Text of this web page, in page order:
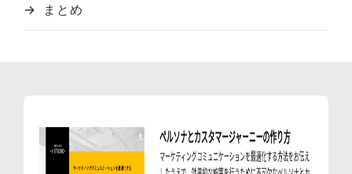
まとめ